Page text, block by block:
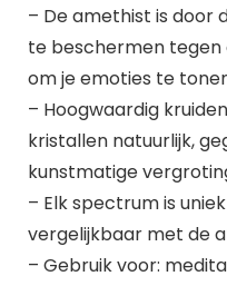
– De amethist is door
te beschermen tegen
om je emoties te
– Hoogwaardig
kristallen natuurlijk,
kunstmatige
– Elk spectrum is
vergelijkbaar met de
– Gebruik voor: